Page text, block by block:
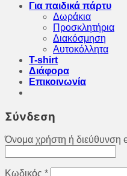
Για παιδικά πάρτυ
Δωράκια
Προσκλητήρια
Διακόσμηση
Αυτοκόλλητα
T-shirt
Διάφορα
Επικοινωνία
Σύνδεση
Όνομα χρήστη ή διεύθυνση
Κωδικός *